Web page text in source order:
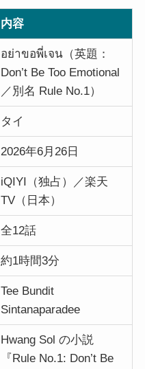
内容
อย่าขอพี่เจน（英題：
Don’t Be Too Emotional
／別名 Rule No.1）
タイ
2026年6月26日
iQIYI（独占）／楽天
TV（日本）
全12話
約1時間3分
Tee Bundit
Sintanaparadee
Hwang Sol の小説
『Rule No.1: Don’t Be